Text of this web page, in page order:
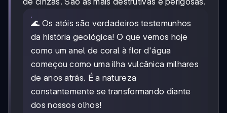
🌊 Os atóis são verdadeiros testemunhos
da história geológica! O que vemos hoje
como um anel de coral à flor d'água
começou como uma ilha vulcânica milhares
de anos atrás. É a natureza
constantemente se transformando diante
dos nossos olhos!